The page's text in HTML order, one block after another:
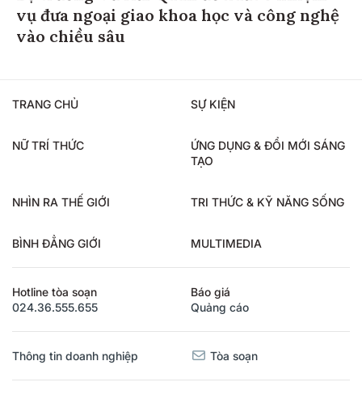
vụ đưa ngoại giao khoa học và công nghệ
vào chiều sâu
TRANG CHỦ SỰ KIỆN
NỮ TRÍ THỨC
ỨNG DỤNG & ĐỔI MỚI SÁNG
TẠO
NHÌN RA THẾ GIỚI TRI THỨC & KỸ NĂNG SỐNG
BÌNH ĐẲNG GIỚI MULTIMEDIA
Hotline tòa soạn
024.36.555.655
Báo giá
Quảng cáo
Thông tin doanh nghiệp Tòa soạn